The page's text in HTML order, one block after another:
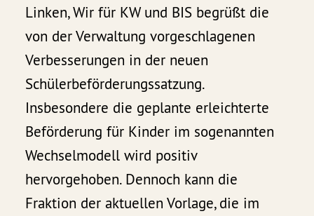
Linken, Wir für KW und BIS begrüßt die
von der Verwaltung vorgeschlagenen
Verbesserungen in der neuen
Schülerbeförderungssatzung.
Insbesondere die geplante erleichterte
Beförderung für Kinder im sogenannten
Wechselmodell wird positiv
hervorgehoben. Dennoch kann die
Fraktion der aktuellen Vorlage, die im